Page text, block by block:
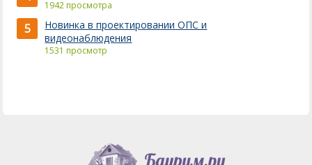
1942 просмотра
5
Новинка в проектировании ОПС и
видеонаблюдения
1531 просмотр